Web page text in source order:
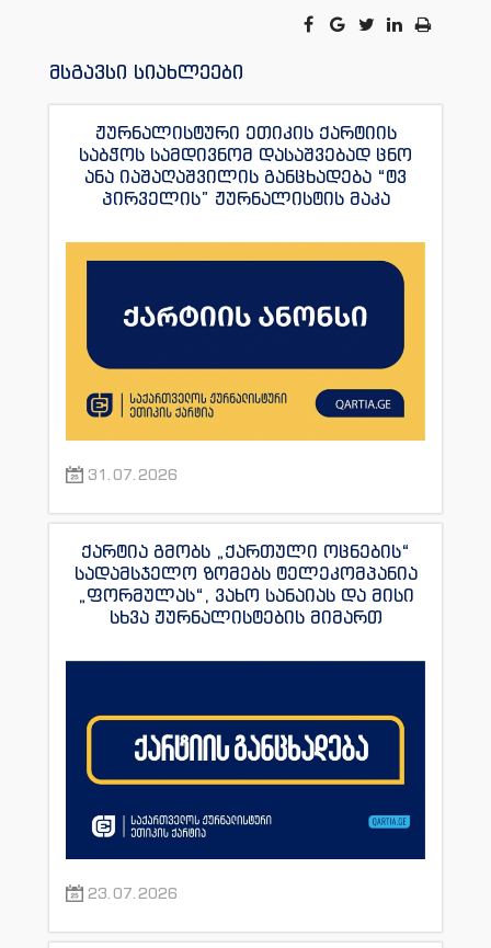
მსგავსი სიახლეები
ჟურნალისტური ეთიკის ქარტიის
საბჭოს სამდივნომ დასაშვებად ცნო
ანა იაშაღაშვილის განცხადება “ტვ
პირველის” ჟურნალისტის მაკა
31.07.2026
ქარტია გმობს „ქართული ოცნების“
სადამსჯელო ზომებს ტელეკომპანია
„ფორმულას“, ვახო სანაიას და მისი
სხვა ჟურნალისტების მიმართ
23.07.2026